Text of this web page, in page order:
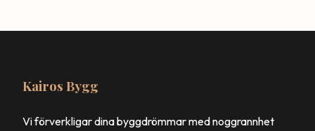
Kairos Bygg
Vi förverkligar dina byggdrömmar med noggrannhet